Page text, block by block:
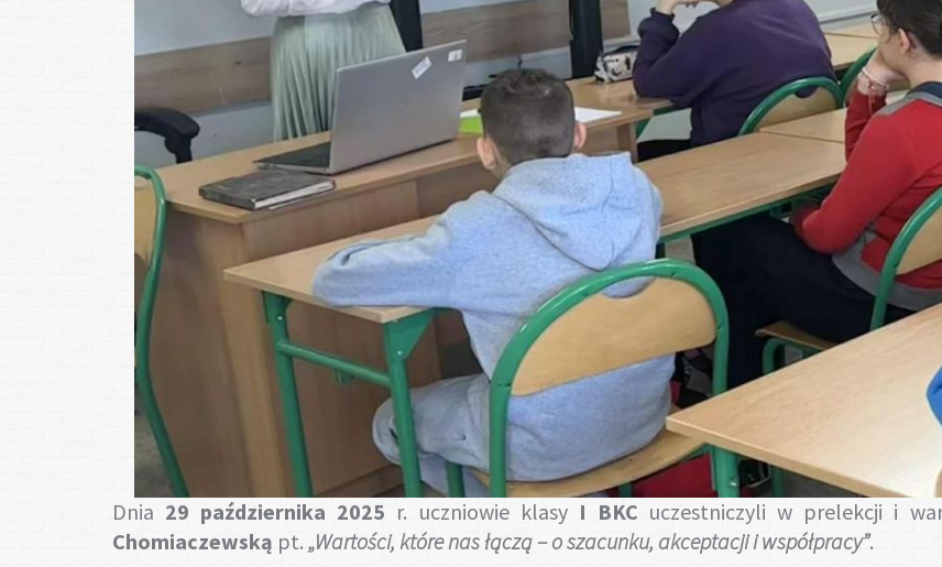
Dnia 29 października 2025 r. uczniowie klasy I BKC uczestniczyli w prelekcji i
Chomiaczewską pt. „Wartości, które nas łączą – o szacunku, akceptacji i współpracy”.